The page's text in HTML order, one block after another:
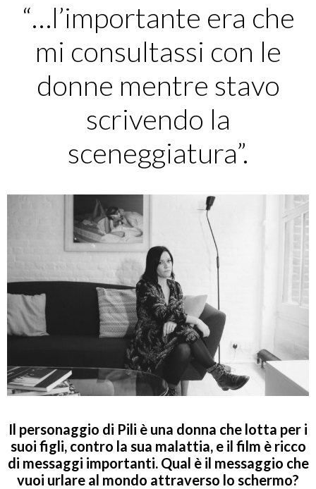
“…l’importante era che
mi consultassi con le
donne mentre stavo
scrivendo la
sceneggiatura”.
Il personaggio di Pili è una donna che lotta per i
suoi figli, contro la sua malattia, e il film è ricco
di messaggi importanti. Qual è il messaggio che
vuoi urlare al mondo attraverso lo schermo?